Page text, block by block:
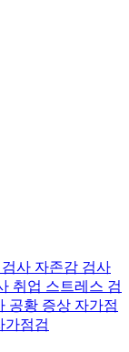
사 자존감 검사
취업 스트레스 검
공황 증상 자가점
가점검